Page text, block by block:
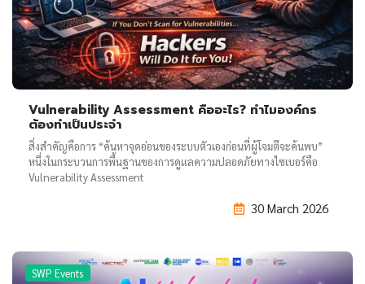
Vulnerability Assessment คืออะไร? ทำไมองค์กร
ต้องทำเป็นประจำ
สิ่งสำคัญคือการ “ค้นหาจุดอ่อนของระบบตัวเองก่อนที่ผู้โจมตีจะค้นพบ”
หนึ่งในกระบวนการพื้นฐานของการดูแลความปลอดภัยทางไซเบอร์คือ
Vulnerability Assessment
30 March 2026
SWP Events